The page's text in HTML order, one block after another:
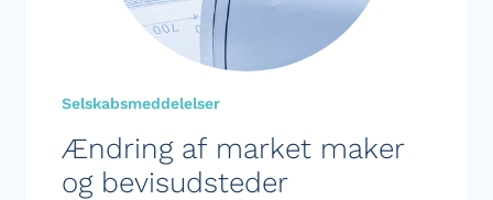
Selskabsmeddelelser
Ændring af market maker
og bevisudsteder